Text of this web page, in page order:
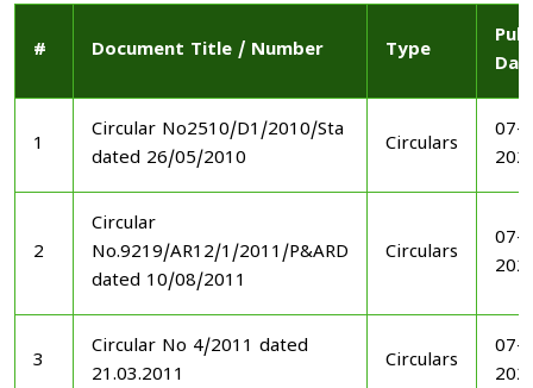
# Document Title / Number Type
1
Circular No2510/D1/2010/Sta
dated 26/05/2010
Circulars
07-
2
Circular
No.9219/AR12/1/2011/P&ARD
dated 10/08/2011
Circulars
07-
3
Circular No 4/2011 dated
21.03.2011
Circulars
07-